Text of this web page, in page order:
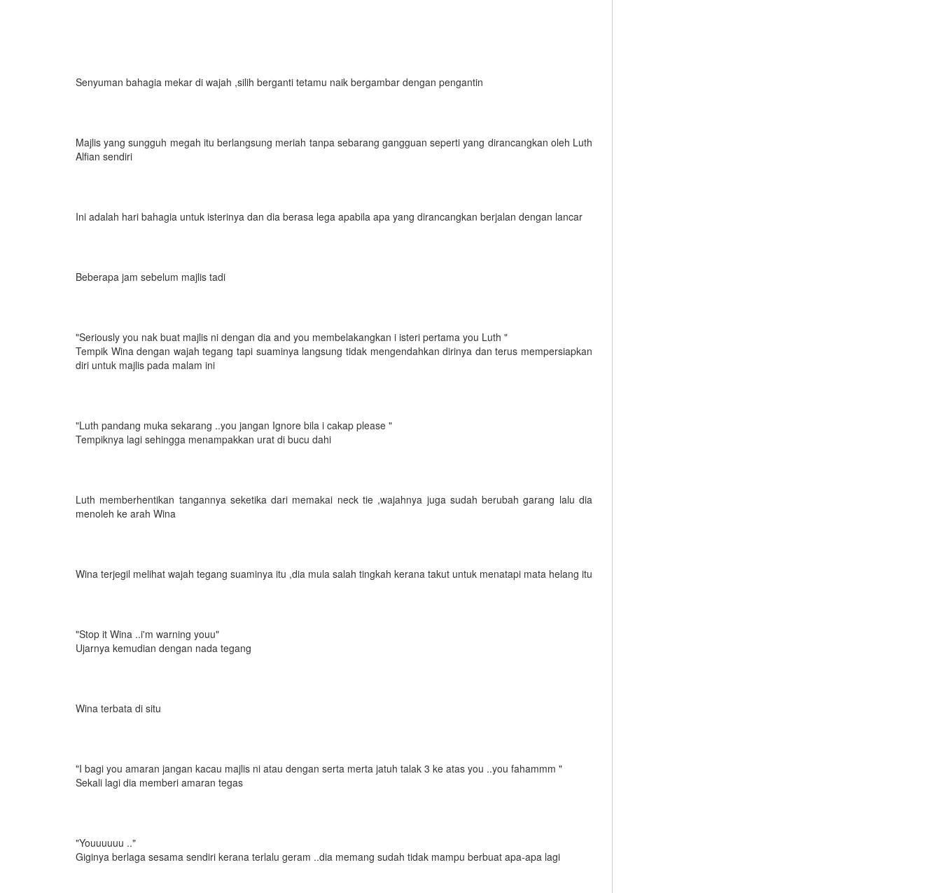
Senyuman bahagia mekar di wajah ,silih berganti tetamu naik bergambar dengan pengantin
Majlis yang sungguh megah itu berlangsung meriah tanpa sebarang gangguan seperti yang dirancangkan oleh Luth
Alfian sendiri
Ini adalah hari bahagia untuk isterinya dan dia berasa lega apabila apa yang dirancangkan berjalan dengan lancar
Beberapa jam sebelum majlis tadi
"Seriously you nak buat majlis ni dengan dia and you membelakangkan i isteri pertama you Luth "
Tempik Wina dengan wajah tegang tapi suaminya langsung tidak mengendahkan dirinya dan terus mempersiapkan
diri untuk majlis pada malam ini
"Luth pandang muka sekarang ..you jangan Ignore bila i cakap please "
Tempiknya lagi sehingga menampakkan urat di bucu dahi
Luth memberhentikan tangannya seketika dari memakai neck tie ,wajahnya juga sudah berubah garang lalu dia
menoleh ke arah Wina
Wina terjegil melihat wajah tegang suaminya itu ,dia mula salah tingkah kerana takut untuk menatapi mata helang itu
"Stop it Wina ..i'm warning youu"
Ujarnya kemudian dengan nada tegang
Wina terbata di situ
"I bagi you amaran jangan kacau majlis ni atau dengan serta merta jatuh talak 3 ke atas you ..you fahammm "
Sekali lagi dia memberi amaran tegas
"Youuuuuu .."
Giginya berlaga sesama sendiri kerana terlalu geram ..dia memang sudah tidak mampu berbuat apa-apa lagi